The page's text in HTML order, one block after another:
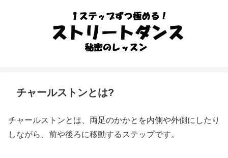
チャールストンとは?
チャールストンとは、両足のかかとを内側や外側にしたり
しながら、前や後ろに移動するステップです。